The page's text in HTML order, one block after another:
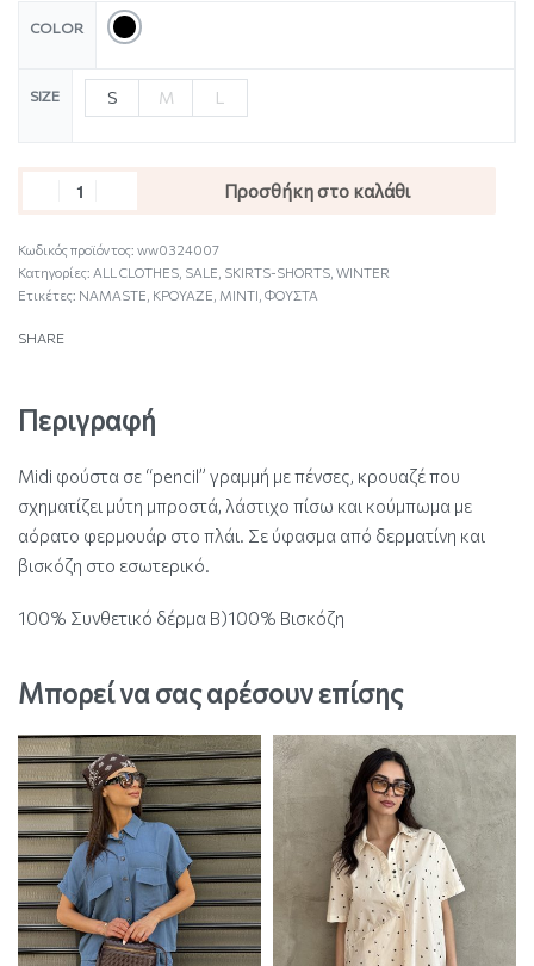
COLOR
SIZE S M L
Προσθήκη στο καλάθι
Κωδικός προϊόντος: ww0324007
Κατηγορίες: ALL CLOTHES SALE SKIRTS-SHORTS WINTER
Ετικέτες: NAMASTE ΚΡΟΥΑΖΕ ΜΙΝΤΙ ΦΟΥΣΤΑ
SHARE
Περιγραφή
Midi φούστα σε “pencil” γραμμή με πένσες, κρουαζέ που
σχηματίζει μύτη μπροστά, λάστιχο πίσω και κούμπωμα με
αόρατο φερμουάρ στο πλάι. Σε ύφασμα από δερματίνη και
βισκόζη στο εσωτερικό.
100% Συνθετικό δέρμα Β)100% Βισκόζη
Μπορεί να σας αρέσουν επίσης